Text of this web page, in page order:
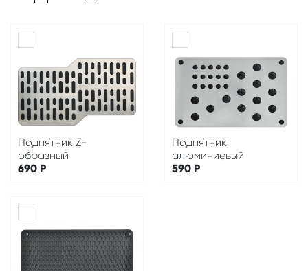
Подпятник Z-
образный
690 Р
Подпятник
алюминиевый
590 Р